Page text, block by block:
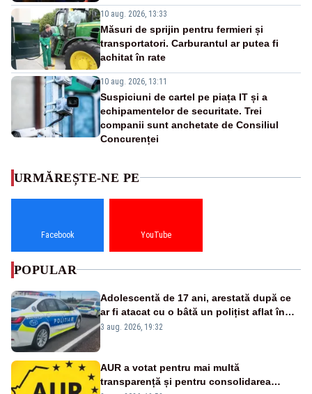
10 aug. 2026, 13:33
Măsuri de sprijin pentru fermieri și
transportatori. Carburantul ar putea fi
achitat în rate
10 aug. 2026, 13:11
Suspiciuni de cartel pe piața IT și a
echipamentelor de securitate. Trei
companii sunt anchetate de Consiliul
Concurenței
URMĂREȘTE-NE PE
Facebook YouTube
POPULAR
Adolescentă de 17 ani, arestată după ce
ar fi atacat cu o bâtă un polițist aflat în
misiune
3 aug. 2026, 19:32
AUR a votat pentru mai multă
transparență și pentru consolidarea